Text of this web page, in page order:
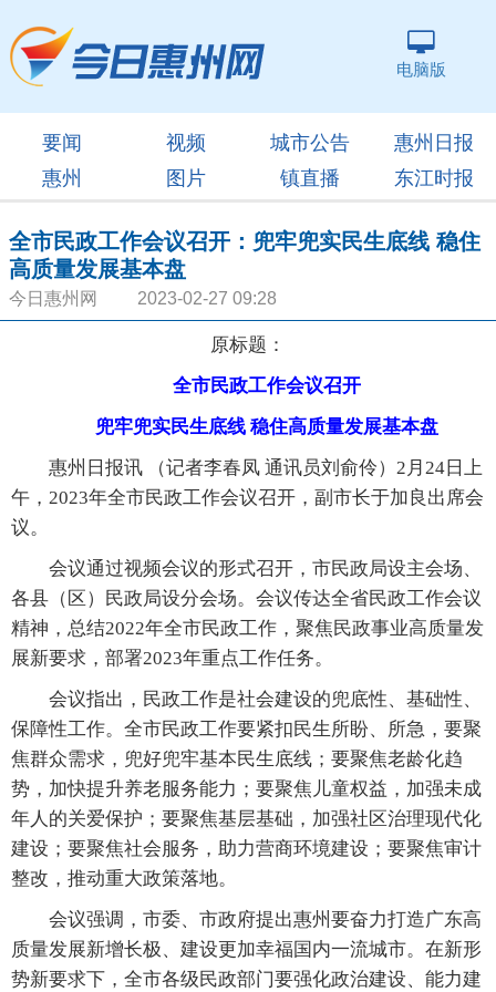
电脑版
要闻 视频 城市公告
惠州日报
惠州
图片 镇直播 东江时报
全市民政工作会议召开：兜牢兜实民生底线 稳住
高质量发展基本盘
今日惠州网 2023-02-27 09:28
原标题：
全市民政工作会议召开
兜牢兜实民生底线 稳住高质量发展基本盘
惠州日报讯 （记者李春凤 通讯员刘俞伶）2月24日上
午，2023年全市民政工作会议召开，副市长于加良出席会
议。
会议通过视频会议的形式召开，市民政局设主会场、
各县（区）民政局设分会场。会议传达全省民政工作会议
精神，总结2022年全市民政工作，聚焦民政事业高质量发
展新要求，部署2023年重点工作任务。
会议指出，民政工作是社会建设的兜底性、基础性、
保障性工作。全市民政工作要紧扣民生所盼、所急，要聚
焦群众需求，兜好兜牢基本民生底线；要聚焦老龄化趋
势，加快提升养老服务能力；要聚焦儿童权益，加强未成
年人的关爱保护；要聚焦基层基础，加强社区治理现代化
建设；要聚焦社会服务，助力营商环境建设；要聚焦审计
整改，推动重大政策落地。
会议强调，市委、市政府提出惠州要奋力打造广东高
质量发展新增长极、建设更加幸福国内一流城市。在新形
势新要求下，全市各级民政部门要强化政治建设、能力建